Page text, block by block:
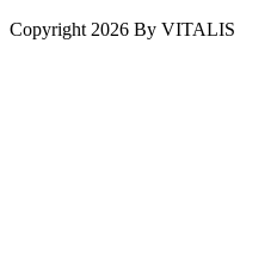
Copyright 2026 By VITALIS